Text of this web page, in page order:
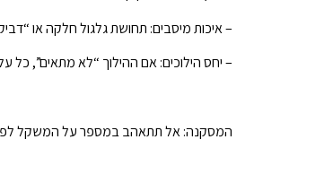
– איכות מיסבים: תחושת גלגול חלקה או
– יחס הילוכים: אם ההילוך “לא מתאים”, כל
המסקנה: אל תתאהב במספר על המשקל